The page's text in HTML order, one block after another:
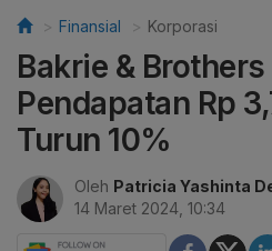
Finansial Korporasi
Bakrie & Brothers
Pendapatan Rp
Turun 10%
Oleh Patricia Yashinta
14 Maret 2024, 10:34